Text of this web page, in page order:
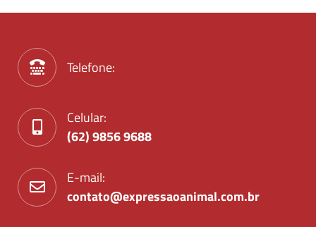
Telefone:
Celular:
(62) 9856 9688
E-mail:
contato@expressaoanimal.com.br